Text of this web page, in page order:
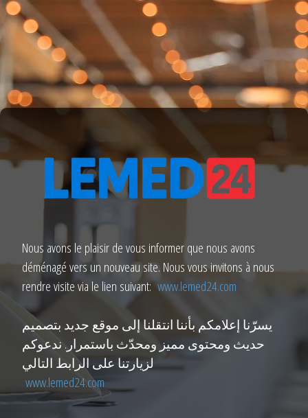
Nous avons le plaisir de vous informer que nous avons
déménagé vers un nouveau site. Nous vous invitons à nous
rendre visite via le lien suivant:www.lemed24.com
يسرّنا إعلامكم بأننا انتقلنا إلى موقع جديد بتصميم
حديث ومحتوى مميز ومحدّث باستمرار. ندعوكم
لزيارتنا على الرابط التالي
www.lemed24.com